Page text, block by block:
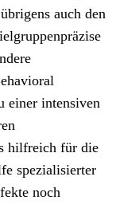
auch den
einer intensiven
hilfreich für die
spezialisierter
noch